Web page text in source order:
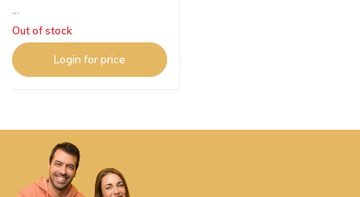
...
Out of stock
Login for price